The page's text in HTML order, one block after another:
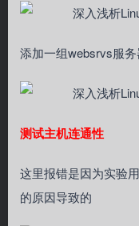
添加一组websrvs服
测试主机连通性
这里报错是因为实验
的原因导致的